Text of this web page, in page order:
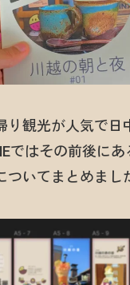
り観光が人気で日
ではその前後にあ
いてまとめまし